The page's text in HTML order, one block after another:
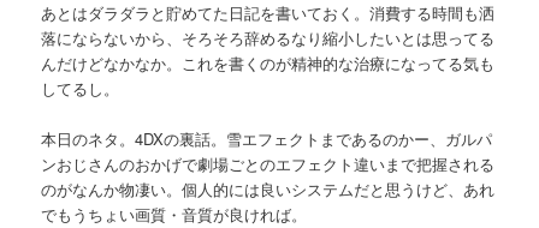
あとはダラダラと貯めてた日記を書いておく。消費する時間も洒
落にならないから、そろそろ辞めるなり縮小したいとは思ってる
んだけどなかなか。これを書くのが精神的な治療になってる気も
してるし。
本日のネタ。4DXの裏話。雪エフェクトまであるのかー、ガルパ
ンおじさんのおかげで劇場ごとのエフェクト違いまで把握される
のがなんか物凄い。個人的には良いシステムだと思うけど、あれ
でもうちょい画質・音質が良ければ。